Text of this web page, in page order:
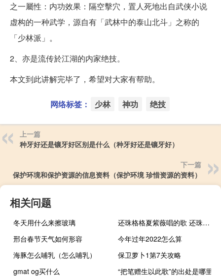
之一屬性：内功效果：隔空擊穴，置人死地出自武侠小说
虚构的一种武学，源自有「武林中的泰山北斗」之称的
「少林派」。
2、亦是流传於江湖的内家绝技。
本文到此讲解完毕了，希望对大家有帮助。
网络标签： 少林 神功 绝技
上一篇
种牙好还是镶牙好区别是什么（种牙好还是镶牙好）
下一篇
保护环境和保护资源的信息资料（保护环境 珍惜资源的资料）
相关问题
冬天用什么来擦玻璃
还珠格格夏紫薇唱的歌 还珠格格第二部主题曲
邢台春节天气如何形容
今年过年2022怎么算
海豚怎么哺乳（怎么哺乳）
保卫萝卜1第7关攻略
gmat og买什么
“把笔赠生以此歌”的出处是哪里